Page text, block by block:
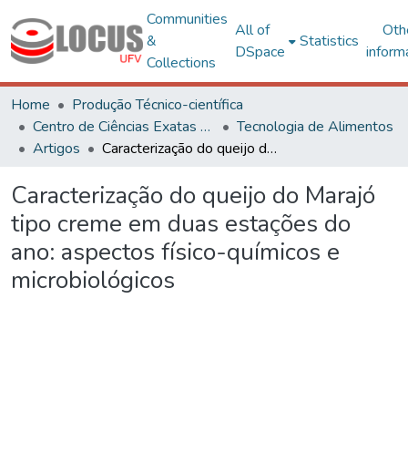
Communities
&
Collections
All of
DSpace
Statistics
Home
Produção Técnico-científica
Centro de Ciências Exatas e Tecnológicas
Tecnologia de Alimentos
Artigos
Caracterização do queijo do Marajó tipo creme em duas estações do ano: aspectos físico-químicos e microbiológicos
Caracterização do queijo do Marajó
tipo creme em duas estações do
ano: aspectos físico-químicos e
microbiológicos